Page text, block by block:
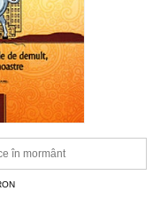
în mormânt